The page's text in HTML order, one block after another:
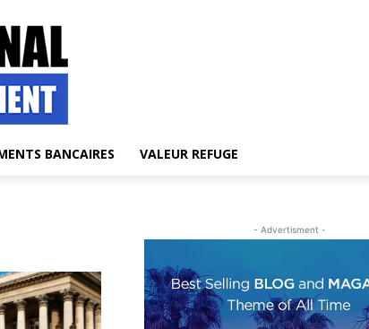
BANCAIRES VALEUR REFUGE
- Advertisment -